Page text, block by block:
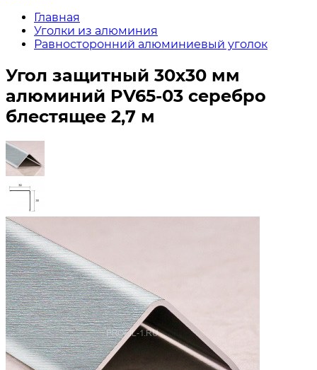
Главная
Уголки из алюминия
Равносторонний алюминиевый уголок
Угол защитный 30х30 мм
алюминий PV65-03 серебро
блестящее 2,7 м